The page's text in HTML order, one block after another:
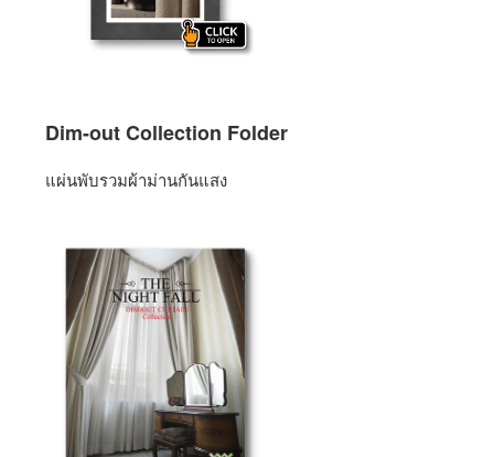
Dim-out Collection Folder
แผ่นพับรวมผ้าม่านกันแสง